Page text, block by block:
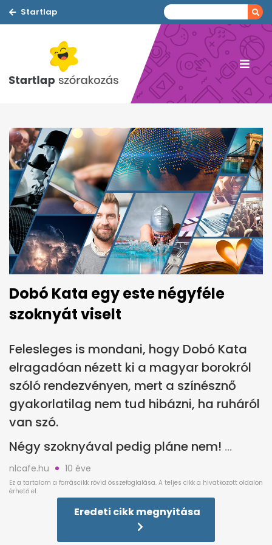
Startlap
Dobó Kata egy este négyféle
szoknyát viselt
Felesleges is mondani, hogy Dobó Kata
elragadóan nézett ki a magyar borokról
szóló rendezvényen, mert a színésznő
gyakorlatilag nem tud hibázni, ha ruháról
van szó.
Négy szoknyával pedig pláne nem!
nlcafe.hu 10 éve
Eredeti cikk megnyitása